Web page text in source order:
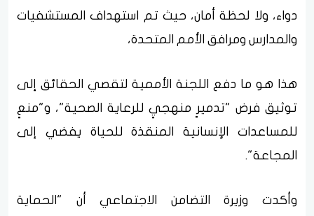
دواء، ولا لحظة أمان، حيث تم استهداف المستشفيات
والمدارس ومرافق الأمم المتحدة،
هذا هو ما دفع اللجنة الأممية لتقصي الحقائق إلى
توثيق فرض "تدميرٍ منهجيٍ للرعاية الصحية"، و"منعٍ
للمساعدات الإنسانية المنقذة للحياة يفضي إلى
المجاعة".
وأكدت وزيرة التضامن الاجتماعي أن "الحماية